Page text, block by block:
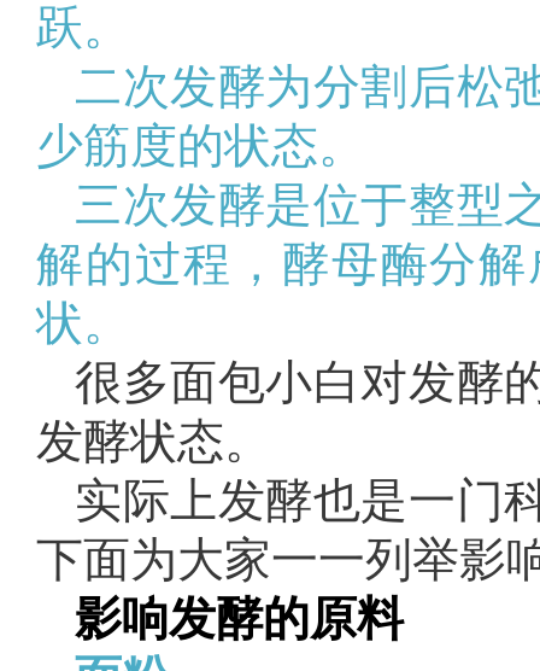
跃。
二次发酵为分割后松
少筋度的状态。
三次发酵是位于整型
解的过程，酵母酶分
状。
很多面包小白对发酵
发酵状态。
实际上发酵也是一门
下面为大家一一列举影
影响发酵的原料